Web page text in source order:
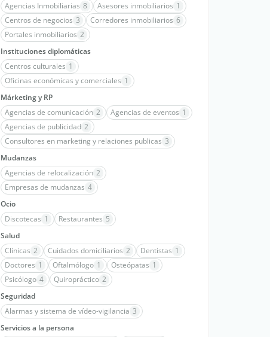
Agencias Inmobiliarias 8 Asesores inmobiliarios 1
Centros de negocios 3 Corredores inmobiliarios 6
Portales inmobiliarios 2
Instituciones diplomáticas
Centros culturales 1
Oficinas económicas y comerciales 1
Márketing y RP
Agencias de comunicación 2 Agencias de eventos 1
Agencias de publicidad 2
Consultores en marketing y relaciones publicas 3
Mudanzas
Agencias de relocalización 2
Empresas de mudanzas 4
Ocio
Discotecas 1 Restaurantes 5
Salud
Clínicas 2 Cuidados domiciliarios 2 Dentistas 1
Doctores 1 Oftalmólogo 1 Osteópatas 1
Psicólogo 4 Quiropráctico 2
Seguridad
Alarmas y sistema de vídeo-vigilancia 3
Servicios a la persona